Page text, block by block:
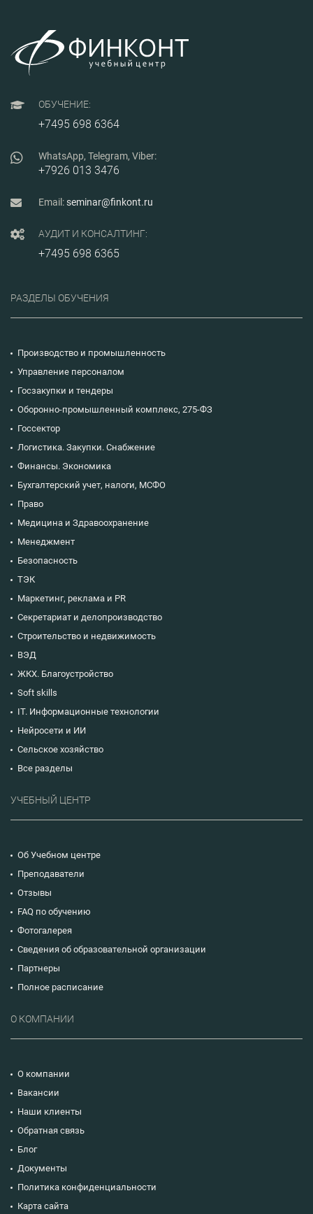
формирует команду,
развивает новые
проекты и
сталкивается с
управленческих
реорганизаций и
ОБУЧЕНИЕ:
+7495 698 6364
WhatsApp, Telegram, Viber:
+7926 013 3476
Email:seminar@finkont.ru
АУДИТ И КОНСАЛТИНГ:
+7495 698 6365
РАЗДЕЛЫ ОБУЧЕНИЯ
Производство и промышленность
Управление персоналом
Госзакупки и тендеры
Оборонно-промышленный комплекс, 275-ФЗ
Госсектор
Логистика. Закупки. Снабжение
Финансы. Экономика
Бухгалтерский учет, налоги, МСФО
Право
Медицина и Здравоохранение
Менеджмент
Безопасность
ТЭК
Маркетинг, реклама и PR
Секретариат и делопроизводство
Строительство и недвижимость
ВЭД
ЖКХ. Благоустройство
Soft skills
IT. Информационные технологии
Нейросети и ИИ
Сельское хозяйство
Все разделы
УЧЕБНЫЙ ЦЕНТР
Об Учебном центре
Преподаватели
Отзывы
FAQ по обучению
Фотогалерея
Сведения об образовательной организации
Партнеры
Полное расписание
О КОМПАНИИ
О компании
Вакансии
Наши клиенты
Обратная связь
Блог
Документы
Политика конфиденциальности
Карта сайта